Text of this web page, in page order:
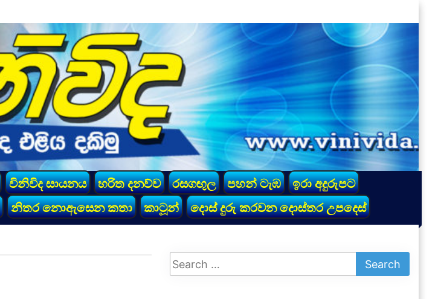
විනිවිද සායනය හරිත දනව්ව රසගඟුල පහන් ටැඹ
ඉරා අදුරුපට
නිතර නොඇසෙන කතා කාටූන් දොස් දුරු කරවන දොස්තර උපදෙස්